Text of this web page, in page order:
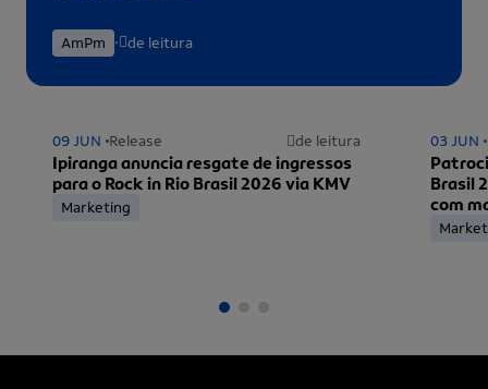
AmPm . de leitura
09 JUN Release de leitura
Ipiranga anuncia resgate de ingressos
para o Rock in Rio Brasil 2026 via KMV
Marketing
03 JUN
Brasil
com